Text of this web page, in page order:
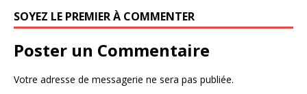
SOYEZ LE PREMIER À COMMENTER
Poster un Commentaire
Votre adresse de messagerie ne sera pas publiée.